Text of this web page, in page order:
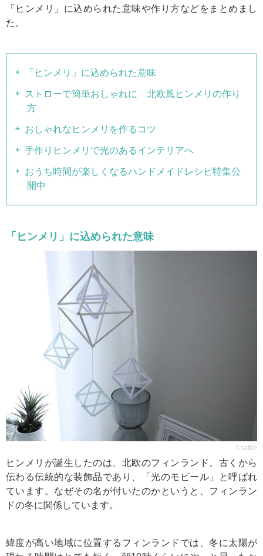
「ヒンメリ」に込められた意味や作り方などをまとめまし
た。
「ヒンメリ」に込められた意味
ストローで簡単おしゃれに 北欧風ヒンメリの作り
方
おしゃれなヒンメリを作るコツ
手作りヒンメリで光のあるインテリアへ
おうち時間が楽しくなるハンドメイドレシピ特集公
開中
「ヒンメリ」に込められた意味
Craftie
ヒンメリが誕生したのは、北欧のフィンランド。古くから
伝わる伝統的な装飾品であり、「光のモビール」と呼ばれ
ています。なぜその名が付いたのかというと、フィンラン
ドの冬に関係しています。
緯度が高い地域に位置するフィンランドでは、冬に太陽が